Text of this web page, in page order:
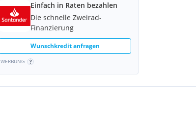
Einfach in Raten bezahlen
Die schnelle Zweirad-
Finanzierung
Wunschkredit anfragen
WERBUNG